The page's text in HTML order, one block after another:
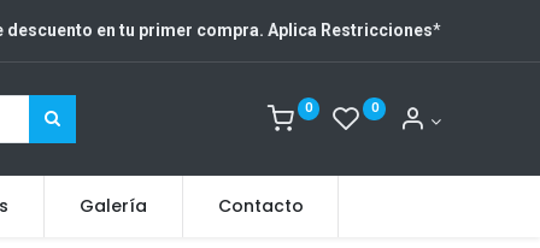
descuento en tu primer compra. Aplica Restricciones*
0 0
Galería Contacto